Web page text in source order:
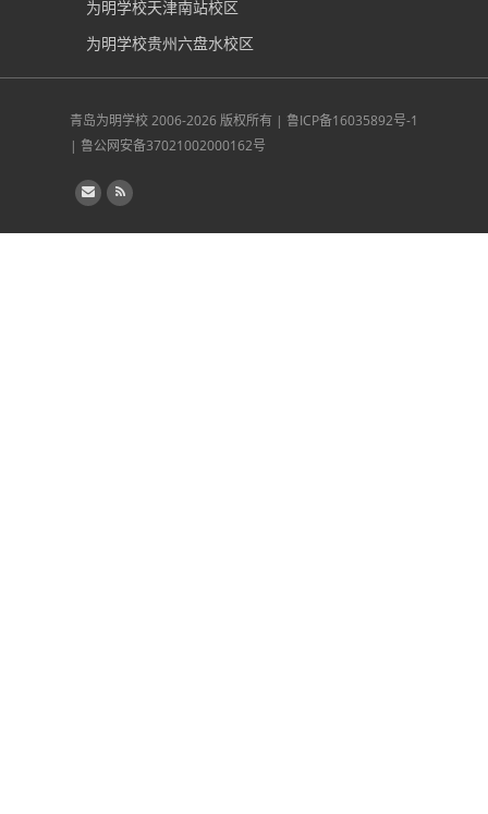
为明学校天津南站校区
为明学校贵州六盘水校区
青岛为明学校2006-2026 版权所有 | 鲁ICP备16035892号-1
| 鲁公网安备37021002000162号